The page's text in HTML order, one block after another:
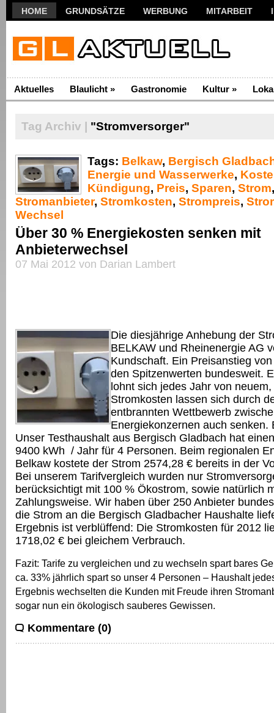
HOME GRUNDSÄTZE WERBUNG MITARBEIT
Aktuelles Blaulicht » Gastronomie Kultur »
Tag Archiv | "Stromversorger"
Tags: Belkaw, Bergisch
Energie und Wasserwerke,
Kündigung, Preis, Sparen, Strom,
Stromanbieter, Stromkosten, Strompreis,
Wechsel
Über 30 % Energiekosten senken mit
Anbieterwechsel
07 Mai 2012 von Darian Lambert
Die diesjährige Anhebung der
BELKAW und Rheinenergie AG
Kundschaft. Ein Preisanstieg
den Spitzenwerten bundesweit.
lohnt sich jedes Jahr von
Stromkosten lassen sich durch
entbrannten Wettbewerb
Energiekonzernen auch senken.
Unser Testhaushalt aus Bergisch Gladbach hat
9400 kWh / Jahr für 4 Personen. Beim regionalen
Belkaw kostete der Strom 2574,28 € bereits in der
Bei unserem Tarifvergleich wurden nur
berücksichtigt mit 100 % Ökostrom, sowie natürlich
Zahlungsweise. Wir haben über 250 Anbieter
die Strom an die Bergisch Gladbacher Haushalte
Ergebnis ist verblüffend: Die Stromkosten für 2012
1718,02 € bei gleichem Verbrauch.
Fazit: Tarife zu vergleichen und zu wechseln spart bares
ca. 33% jährlich spart so unser 4 Personen – Haushalt
Ergebnis wechselten die Kunden mit Freude ihren
sogar nun ein ökologisch sauberes Gewissen.
Kommentare (0)